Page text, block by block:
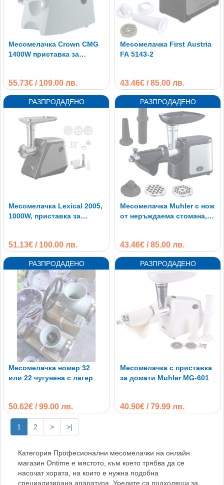
Месомелачка Crown CMG
1400W приставка за
55.73€ / 109.00 лв.
Месомелачка First Austria
FA 5143-2
43.46€ / 85.00 лв.
Месомелачка Lexical 2005,
1000W, приставка за
51.13€ / 100.00 лв.
Месомелачка Muhler с нож
от неръждаема стомана,
43.46€ / 85.00 лв.
Месомелачка номер 32
или 22 чугунена с лагер
50.62€ / 99.00 лв.
Месомелачка с приставка
за домати Muhler MG-601
40.90€ / 79.99 лв.
1 2 > >|
Категория Професионални месомелачки на онлайн
магазин Ontime е мястото, към което трябва да се
насочат хората, на които е нужна подобна
специализирана апаратура. Уредите са подходящи за